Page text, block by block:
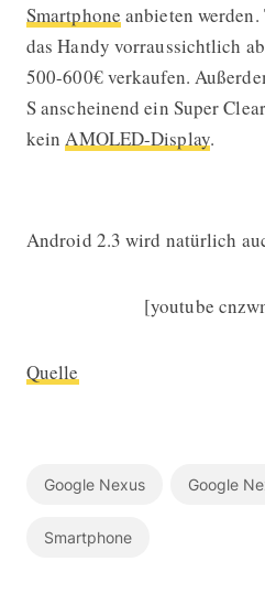
Smartphone anbieten
das Handy vorraussichtlich
500-600€ verkaufen.
S anscheinend ein Super
kein AMOLED-Display.
Android 2.3 wird natürlich
[youtube
Quelle
Google Nexus Google
Smartphone